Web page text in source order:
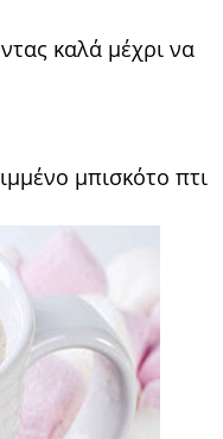
καλά μέχρι να
μπισκότο πτι